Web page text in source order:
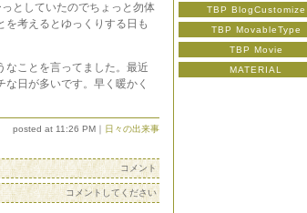
としていたのでちょっと勿体
を考えるとゆっくりする日も
なことを言ってました。最近
日が多いです。早く暖かく
posted at 11:26 PM｜ 日々の出来事
コメント
コメントしてください
TBP BlogCustomize
TBP MovableType
TBP Movie
MATERIAL